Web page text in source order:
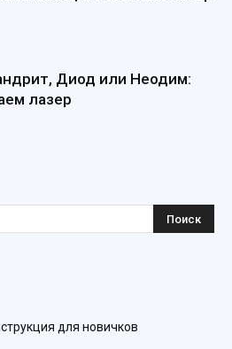
Диод или Неодим:
лазер
для новичков